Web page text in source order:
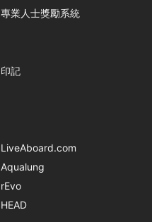
專業人士獎勵系統
印記
LiveAboard.com
Aqualung
rEvo
HEAD